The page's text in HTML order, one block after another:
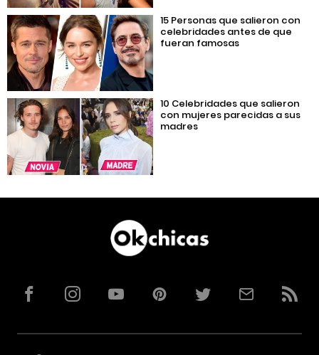
15 Personas que salieron con
celebridades antes de que
fueran famosas
10 Celebridades que salieron
con mujeres parecidas a sus
madres
FacebookInstagramYouTubePinterestTwitterCorreoRSS